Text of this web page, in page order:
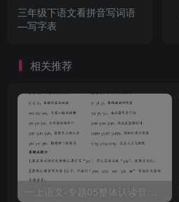
三年级下语文看拼音写词语
—写字表
相关推荐
一上语文-专题05整体认读音节（16个）（知识+训练）